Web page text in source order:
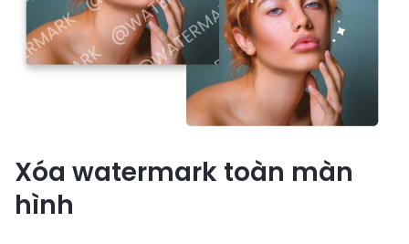
Xóa watermark toàn màn
hình